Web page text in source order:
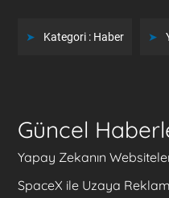
Kategori : Haber
Güncel
Yapay Zekanın
SpaceX ile Uzaya